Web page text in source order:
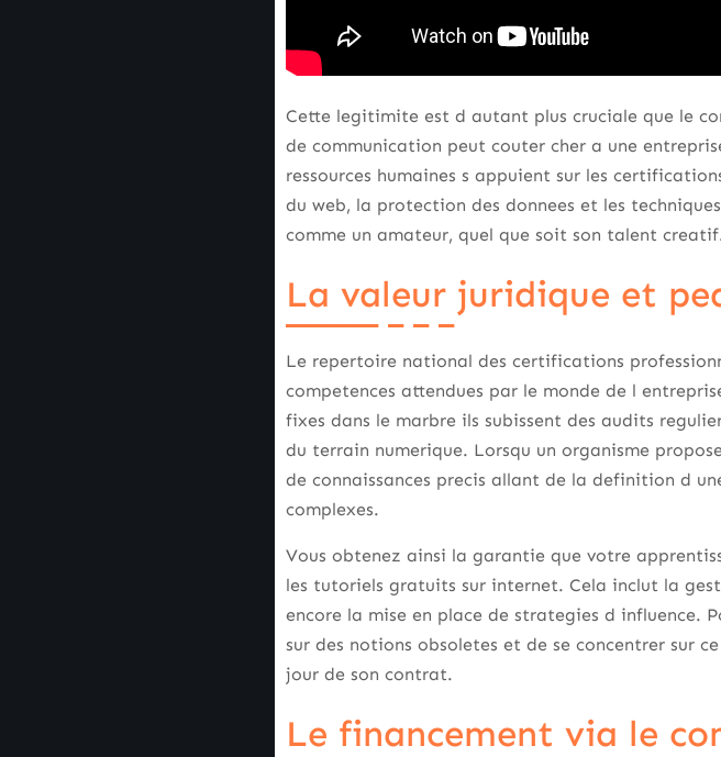
Cette legitimite est d autant plus cruciale que le
de communication peut couter cher a une
ressources humaines s appuient sur les
du web, la protection des donnees et les
comme un amateur, quel que soit son talent
La valeur juridique et
Le repertoire national des certifications
competences attendues par le monde de l
fixes dans le marbre ils subissent des audits
du terrain numerique. Lorsqu un organisme
de connaissances precis allant de la definition d
complexes.
Vous obtenez ainsi la garantie que votre
les tutoriels gratuits sur internet. Cela inclut la
encore la mise en place de strategies d influence.
sur des notions obsoletes et de se concentrer sur
jour de son contrat.
Le financement via le